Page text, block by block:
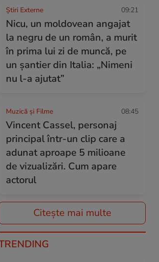
Știri Externe 09:21
Nicu, un moldovean angajat
la negru de un român, a murit
în prima lui zi de muncă, pe
un șantier din Italia: „Nimeni
nu l-a ajutat”
Muzică și Filme 08:45
Vincent Cassel, personaj
principal într-un clip care a
adunat aproape 5 milioane
de vizualizări. Cum apare
actorul
Citește mai multe